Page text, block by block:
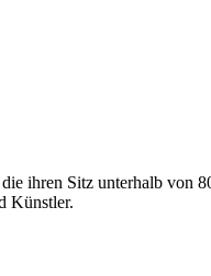
ihren Sitz unterhalb von
Künstler.